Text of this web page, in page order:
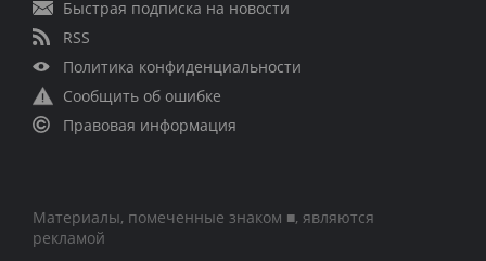
Быстрая подписка на новости
RSS
Политика конфиденциальности
Сообщить об ошибке
Правовая информация
Материалы, помеченные знаком ■, являются
рекламой